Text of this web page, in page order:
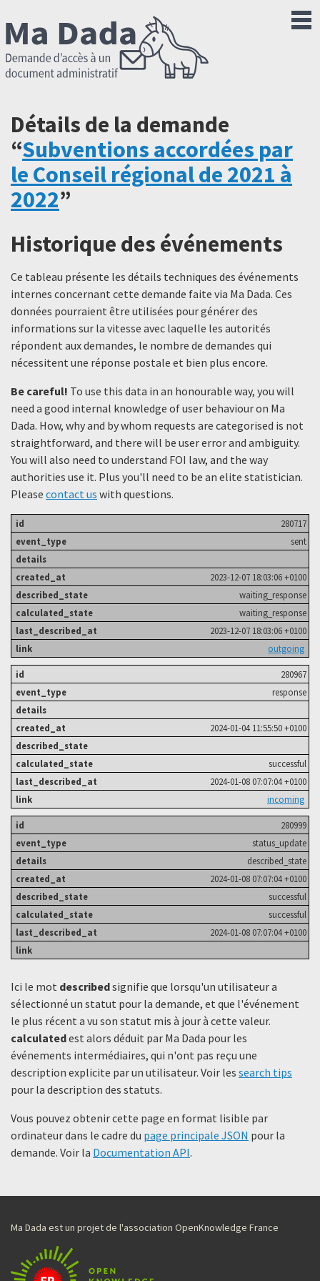
Détails de la demande
“Subventions accordées par
le Conseil régional de 2021 à
2022”
Historique des événements
Ce tableau présente les détails techniques des événements
internes concernant cette demande faite via Ma Dada. Ces
données pourraient être utilisées pour générer des
informations sur la vitesse avec laquelle les autorités
répondent aux demandes, le nombre de demandes qui
nécessitent une réponse postale et bien plus encore.
Be careful! To use this data in an honourable way, you will
need a good internal knowledge of user behaviour on Ma
Dada. How, why and by whom requests are categorised is not
straightforward, and there will be user error and ambiguity.
You will also need to understand FOI law, and the way
authorities use it. Plus you'll need to be an elite statistician.
Please contact us with questions.
280717
sent
2023-12-07 18:03:06 +0100
waiting_response
waiting_response
2023-12-07 18:03:06 +0100
outgoing
280967
response
2024-01-04 11:55:50 +0100
successful
2024-01-08 07:07:04 +0100
incoming
280999
status_update
described_state
2024-01-08 07:07:04 +0100
successful
successful
2024-01-08 07:07:04 +0100
Ici le mot describedsignifie que lorsqu'un utilisateur a
sélectionné un statut ​​pour la demande, et que l'événement
le plus récent a vu son statut mis à jour à cette valeur.
calculatedest alors déduit par Ma Dada pour les
événements intermédiaires, qui n'ont pas reçu une
description explicite par un utilisateur. Voir les search tips
pour la description des statuts.
Vous pouvez obtenir cette page en format lisible par
ordinateur dans le cadre du page principale JSON pour la
demande. Voir la Documentation API.
Ma Dada est un projet de l'association OpenKnowledge France